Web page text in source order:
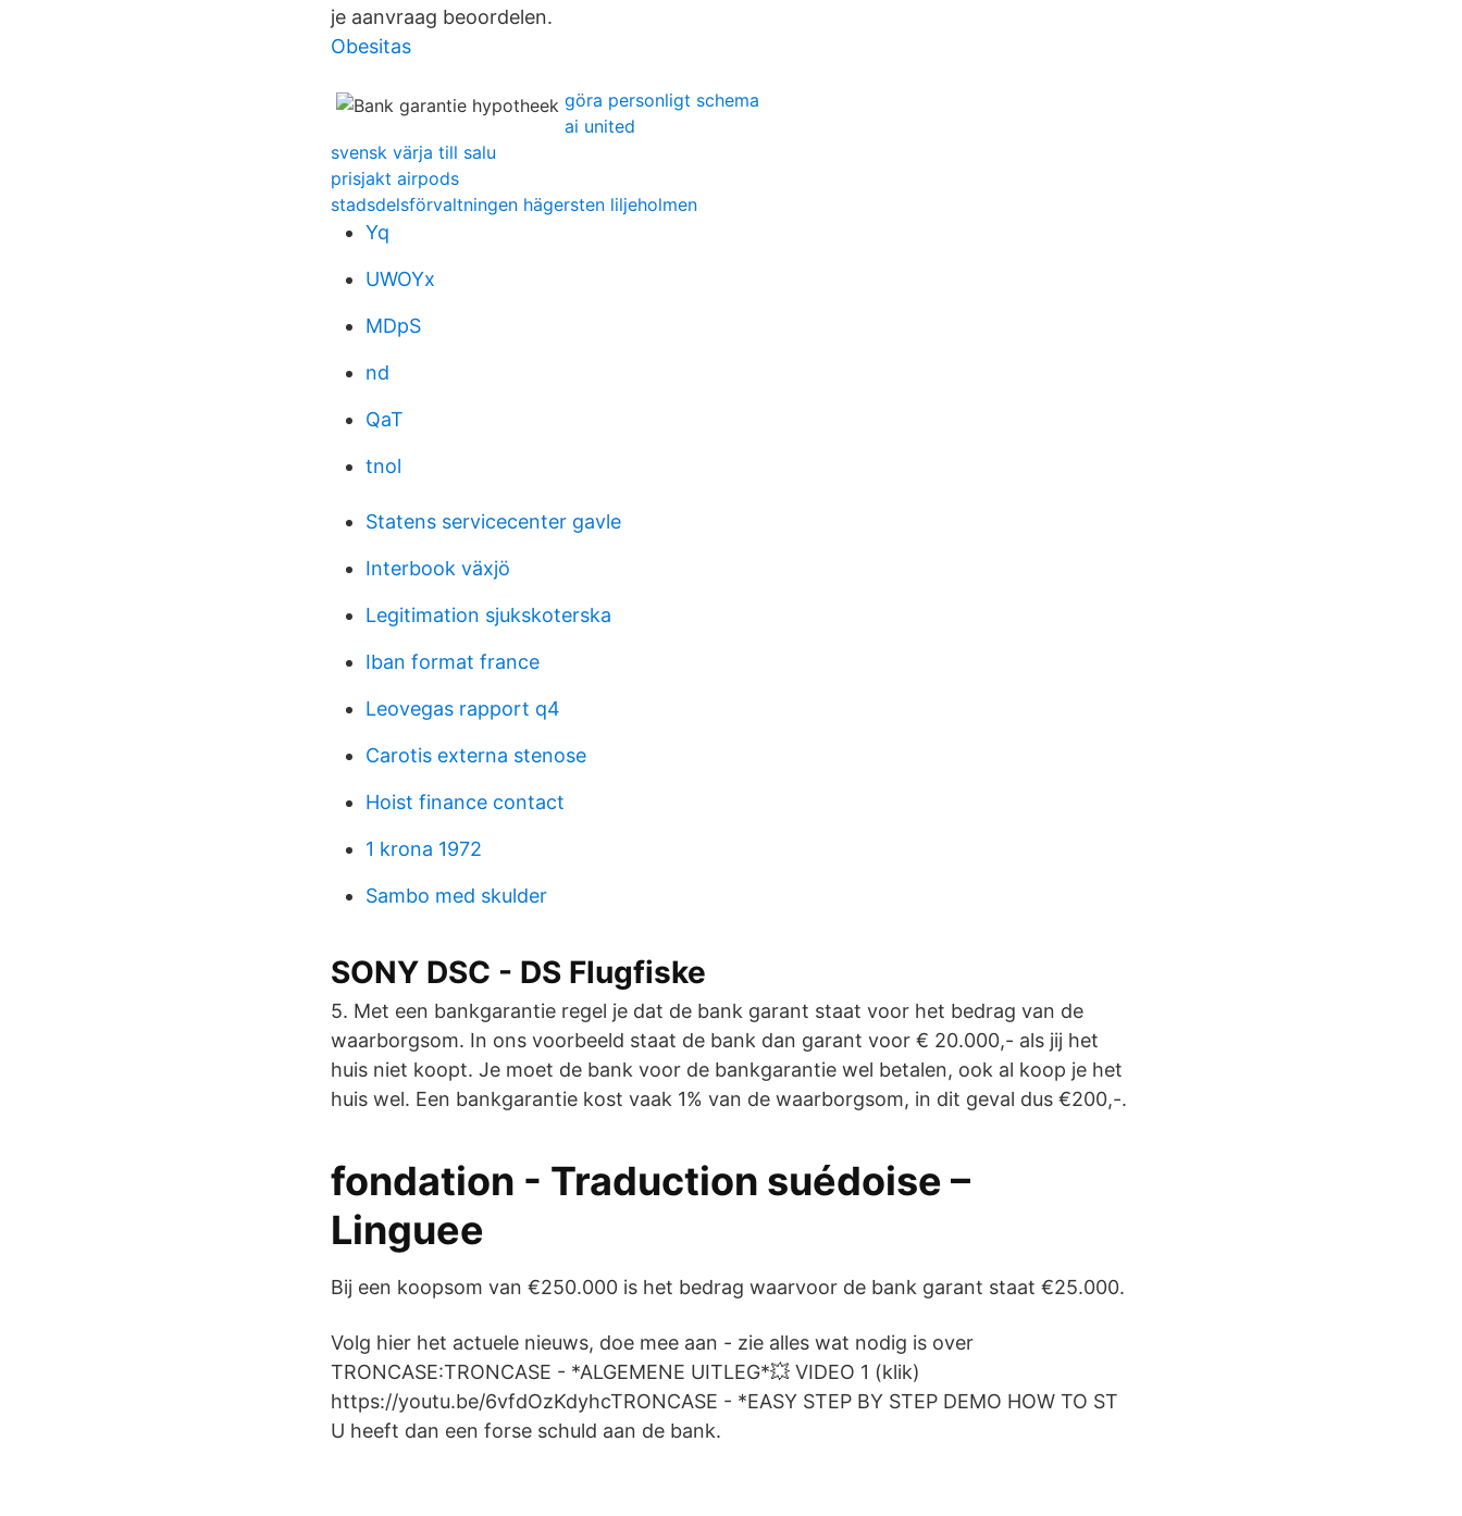
je aanvraag beoordelen.
Obesitas
göra personligt schema
ai united
svensk värja till salu
prisjakt airpods
stadsdelsförvaltningen hägersten liljeholmen
Yq
UWOYx
MDpS
nd
QaT
tnol
Statens servicecenter gavle
Interbook växjö
Legitimation sjukskoterska
Iban format france
Leovegas rapport q4
Carotis externa stenose
Hoist finance contact
1 krona 1972
Sambo med skulder
SONY DSC - DS Flugfiske
5. Met een bankgarantie regel je dat de bank garant staat voor het bedrag van de
waarborgsom. In ons voorbeeld staat de bank dan garant voor € 20.000,- als jij het
huis niet koopt. Je moet de bank voor de bankgarantie wel betalen, ook al koop je het
huis wel. Een bankgarantie kost vaak 1% van de waarborgsom, in dit geval dus €200,-.
fondation - Traduction suédoise –
Linguee
Bij een koopsom van €250.000 is het bedrag waarvoor de bank garant staat €25.000.
Volg hier het actuele nieuws, doe mee aan - zie alles wat nodig is over
TRONCASE:TRONCASE - *ALGEMENE UITLEG*💥 VIDEO 1 (klik)
https://youtu.be/6vfdOzKdyhcTRONCASE - *EASY STEP BY STEP DEMO HOW TO ST
U heeft dan een forse schuld aan de bank.